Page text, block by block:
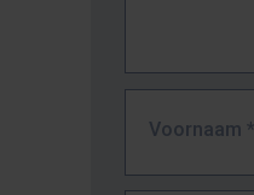
Voornaam *